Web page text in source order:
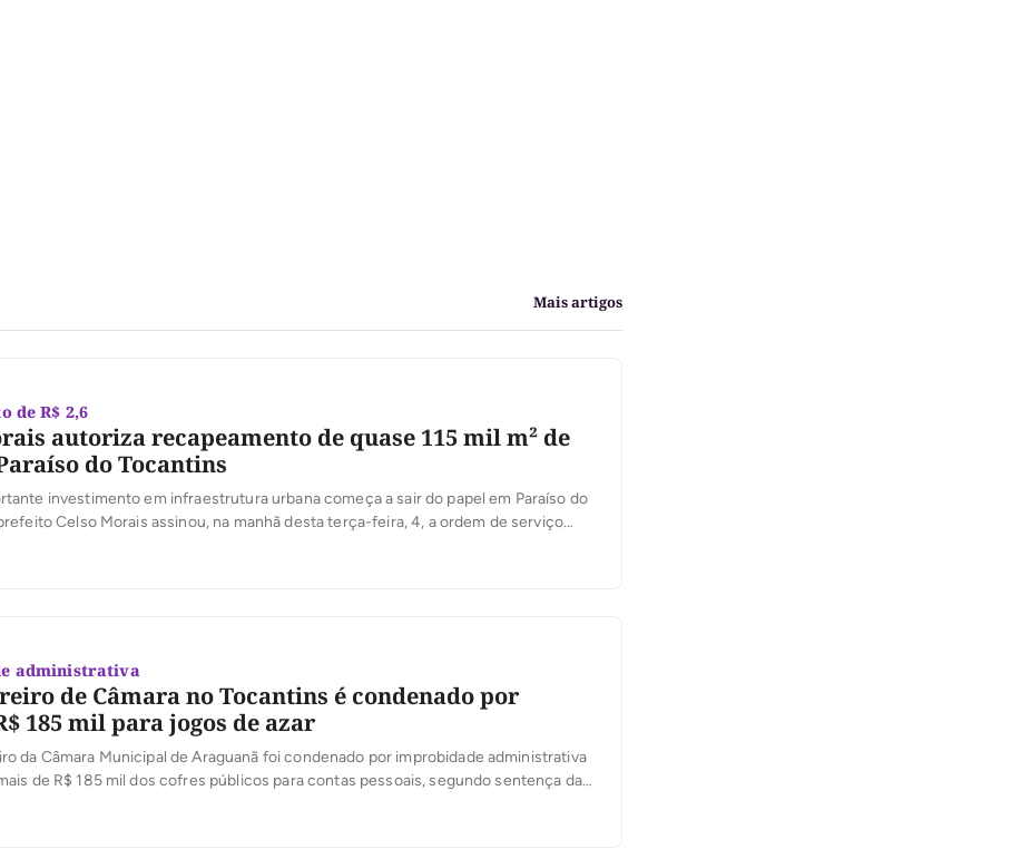
Mais artigos
de R$ 2,6
autoriza recapeamento de quase 115 mil m² de
do Tocantins
investimento em infraestrutura urbana começa a sair do papel em Paraíso do
Celso Morais assinou, na manhã desta terça-feira, 4, a ordem de serviço
administrativa
de Câmara no Tocantins é condenado por
185 mil para jogos de azar
da Câmara Municipal de Araguanã foi condenado por improbidade administrativa
de R$ 185 mil dos cofres públicos para contas pessoais, segundo sentença da